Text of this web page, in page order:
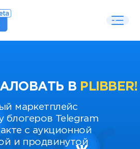
В PLIBBER!
маркетплейс
блогеров Telegram
с аукционной
и продвинутой